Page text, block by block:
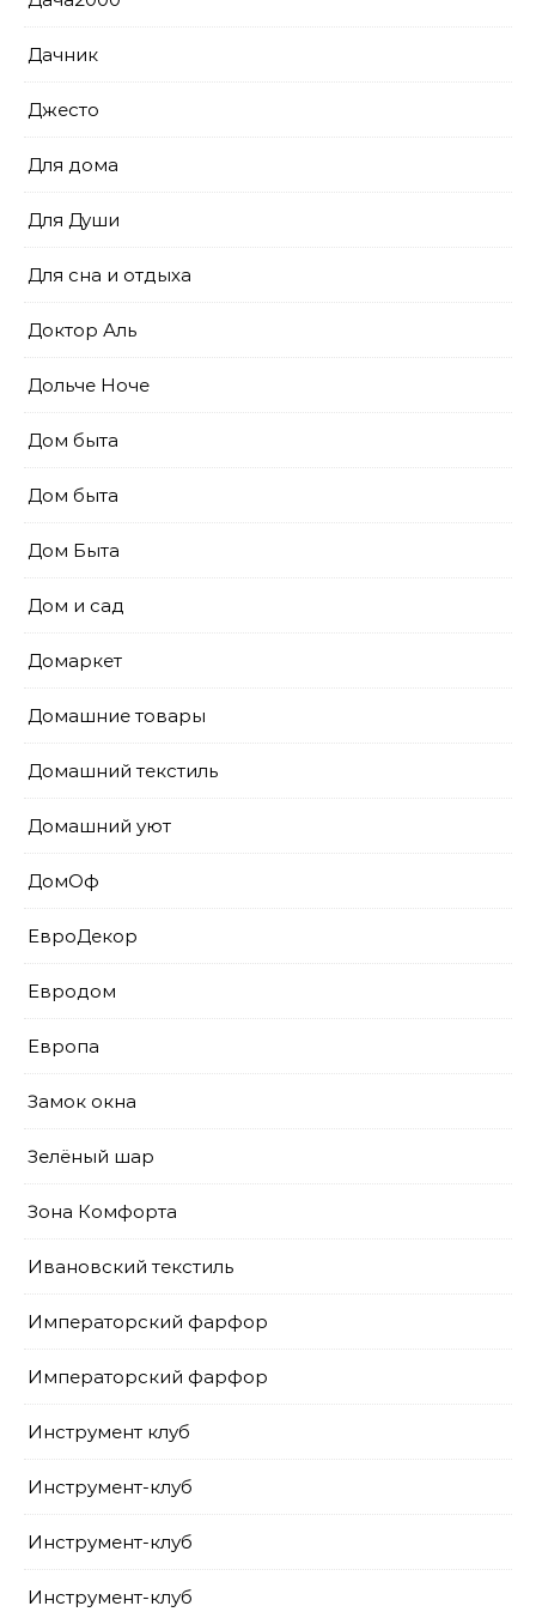
Дачник
Джесто
Для дома
Для Души
Для сна и отдыха
Доктор Аль
Дольче Ноче
Дом быта
Дом быта
Дом Быта
Дом и сад
Домаркет
Домашние товары
Домашний текстиль
Домашний уют
ДомОф
ЕвроДекор
Евродом
Европа
Замок окна
Зелёный шар
Зона Комфорта
Ивановский текстиль
Императорский фарфор
Императорский фарфор
Инструмент клуб
Инструмент-клуб
Инструмент-клуб
Инструмент-клуб